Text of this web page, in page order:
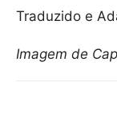
Traduzido e
Imagem de